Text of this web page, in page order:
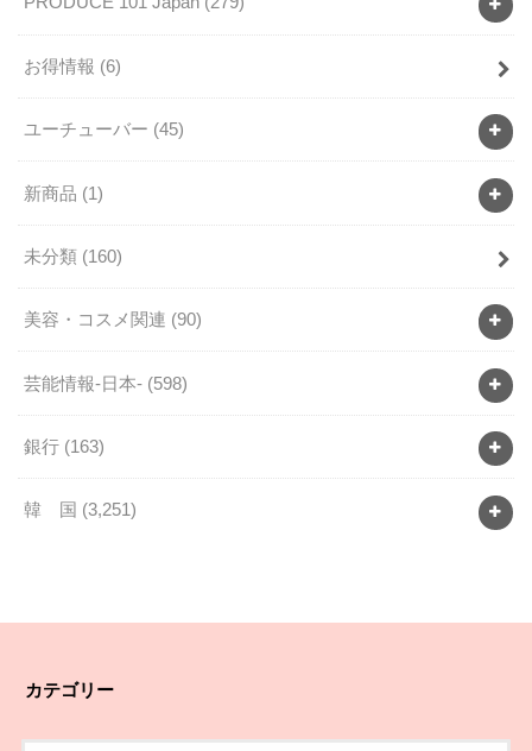
お得情報 (6)
ユーチューバー (45)
新商品 (1)
未分類 (160)
美容・コスメ関連 (90)
芸能情報-日本- (598)
銀行 (163)
韓 国 (3,251)
カテゴリー